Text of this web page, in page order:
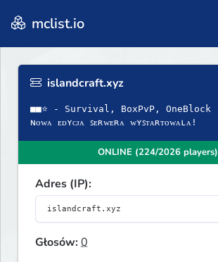
mclist.io
islandcraft.xyz
■■⭐ - Survival, BoxPvP, OneBlock
ɴᴏᴡᴀ ᴇᴅʏᴄᴊᴀ ꜱᴇʀᴡᴇʀᴀ ᴡʏꜱᴛᴀʀᴛᴏᴡᴀʟᴀ!
ONLINE (224/2026 players)
Adres (IP):
Głosów:0